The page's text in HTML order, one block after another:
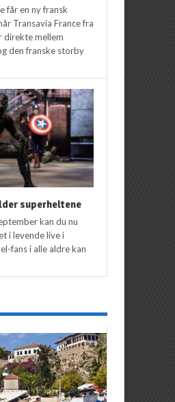
får en ny fransk
Transavia France fra
direkte mellem
den franske storby
superheltene
kan du nu
i levende live i
fans i alle aldre kan